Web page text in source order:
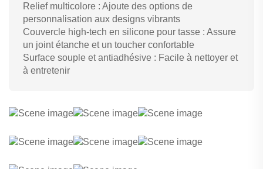
Relief multicolore : Ajoute des options de
personnalisation aux designs vibrants
Couvercle high-tech en silicone pour tasse : Assure
un joint étanche et un toucher confortable
Surface souple et antiadhésive : Facile à nettoyer et
à entretenir